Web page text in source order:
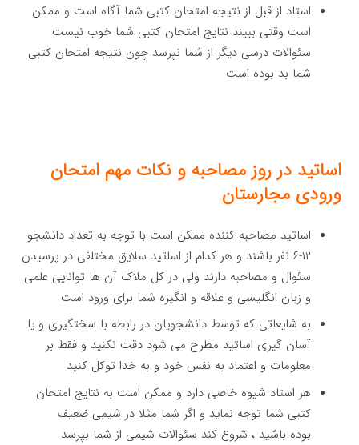
استاد از قبل از نتیجه امتحان کتبی شما آگاه است و ممکن
است وقتی ببیند نتایج امتحان کتبی شما خوب نیست
سئوالات درسی دیگر از شما نپرسد چون نتیجه امتحان کتبی
شما بد بوده است
اساتید در روز مصاحبه و نکات مهم امتحان
ورودی مجارستان
اساتید مصاحبه کننده ممکن است با توجه به تعداد دانشجو
۱۲-۶ نفر باشند و هر کدام از اساتید سلایق مختلفی در پرسیدن
سئوال و مصاحبه دارند ولی در کل ملاک آن ها توانایی علمی
و زبان انگلیسی و علاقه و انگیزه شما برای ورود است
به شایعاتی که توسط دانشجویان در رابطه با سختگیری و یا
آسان گیری اساتید مطرح می شود دقت نکنید و فقط بر
معلومات و اعتماد به نفس خود و به خدا توکل کنید
هر استاد شیوه خاصی دارد و ممکن است به نتایج امتحان
کتبی شما توجه نماید و اگر شما مثلا در شیمی ضعیف
بوده باشید ، شروع کند سئوالات شیمی از شما بپرسد